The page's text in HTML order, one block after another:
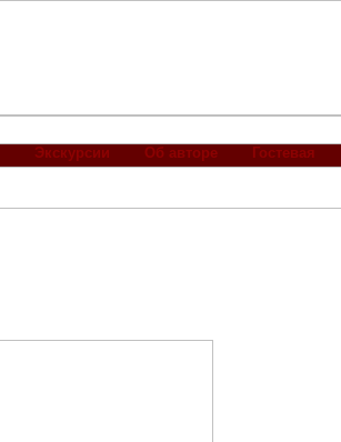
Экскурсии Об авторе Гостевая